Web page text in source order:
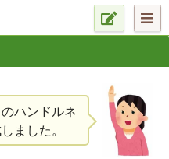
ハンドルネ
ました。